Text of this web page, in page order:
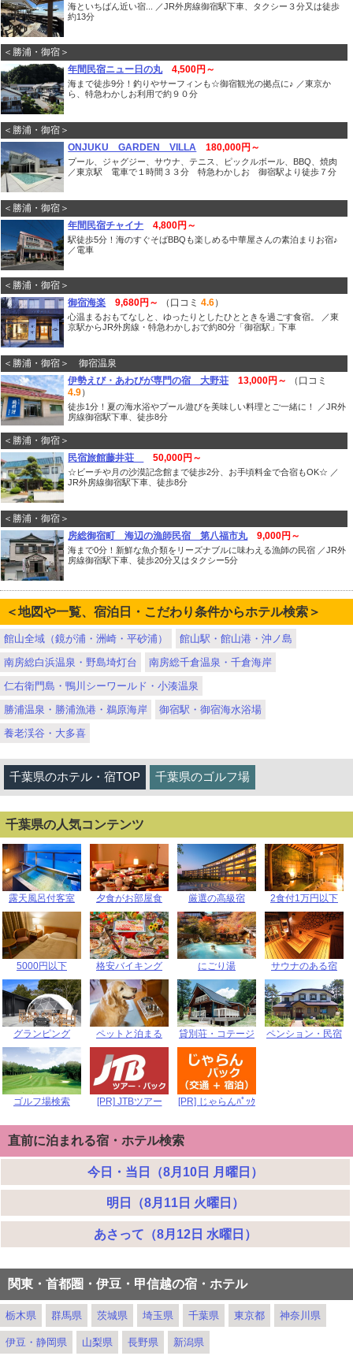
海といちばん近い宿... ／JR外房線御宿駅下車、タクシー３分又は徒歩
約13分
＜勝浦・御宿＞
年間民宿ニュー日の丸
4,500円～
海まで徒歩9分！釣りやサーフィンも☆御宿観光の拠点に♪ ／東京か
ら、特急わかしお利用で約９０分
＜勝浦・御宿＞
ONJUKU GARDEN VILLA
180,000円～
プール、ジャグジー、サウナ、テニス、ピックルボール、BBQ、焼肉
／東京駅 電車で１時間３３分 特急わかしお 御宿駅より徒歩７分
＜勝浦・御宿＞
年間民宿チャイナ
4,800円～
駅徒歩5分！海のすぐそばBBQも楽しめる中華屋さんの素泊まりお宿♪
／電車
＜勝浦・御宿＞
御宿海楽
9,680円～ （口コミ4.6）
心温まるおもてなしと、ゆったりとしたひとときを過ごす食宿。 ／東
京駅からJR外房線・特急わかしおで約80分「御宿駅」下車
＜勝浦・御宿＞ 御宿温泉
伊勢えび・あわびが専門の宿 大野荘
13,000円～
（口コミ
4.9）
徒歩1分！夏の海水浴やプール遊びを美味しい料理とご一緒に！ ／JR外
房線御宿駅下車、徒歩8分
＜勝浦・御宿＞
民宿旅館藤井荘
50,000円～
☆ビーチや月の沙漠記念館まで徒歩2分、お手頃料金で合宿もOK☆ ／
JR外房線御宿駅下車、徒歩8分
＜勝浦・御宿＞
房総御宿町 海辺の漁師民宿 第八福市丸
9,000円～
海まで0分！新鮮な魚介類をリーズナブルに味わえる漁師の民宿 ／JR外
房線御宿駅下車、徒歩20分又はタクシー5分
＜地図や一覧、宿泊日・こだわり条件からホテル検索＞
館山全域（鏡が浦・洲崎・平砂浦）
館山駅・館山港・沖ノ島
南房総白浜温泉・野島埼灯台
南房総千倉温泉・千倉海岸
仁右衛門島・鴨川シーワールド・小湊温泉
勝浦温泉・勝浦漁港・鵜原海岸
御宿駅・御宿海水浴場
養老渓谷・大多喜
千葉県のホテル・宿TOP 千葉県のゴルフ場
千葉県の人気コンテンツ
露天風呂付客室 夕食がお部屋食 厳選の高級宿 2食付1万円以下
5000円以下 格安バイキング にごり湯 サウナのある宿
グランピング ペットと泊まる 貸別荘・コテージ ペンション・民宿
ゴルフ場検索 [PR] JTBツアー [PR] じゃらんﾊﾟｯｸ
直前に泊まれる宿・ホテル検索
今日・当日（8月10日 月曜日）
明日（8月11日 火曜日）
あさって（8月12日 水曜日）
関東・首都圏・伊豆・甲信越の宿・ホテル
栃木県 群馬県 茨城県 埼玉県 千葉県 東京都 神奈川県
伊豆・静岡県 山梨県 長野県 新潟県